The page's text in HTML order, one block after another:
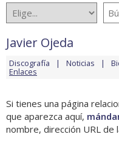
Javier Ojeda
Discografía Noticias
Enlaces
Si tienes una página
que aparezca aquí,
nombre, dirección URL de